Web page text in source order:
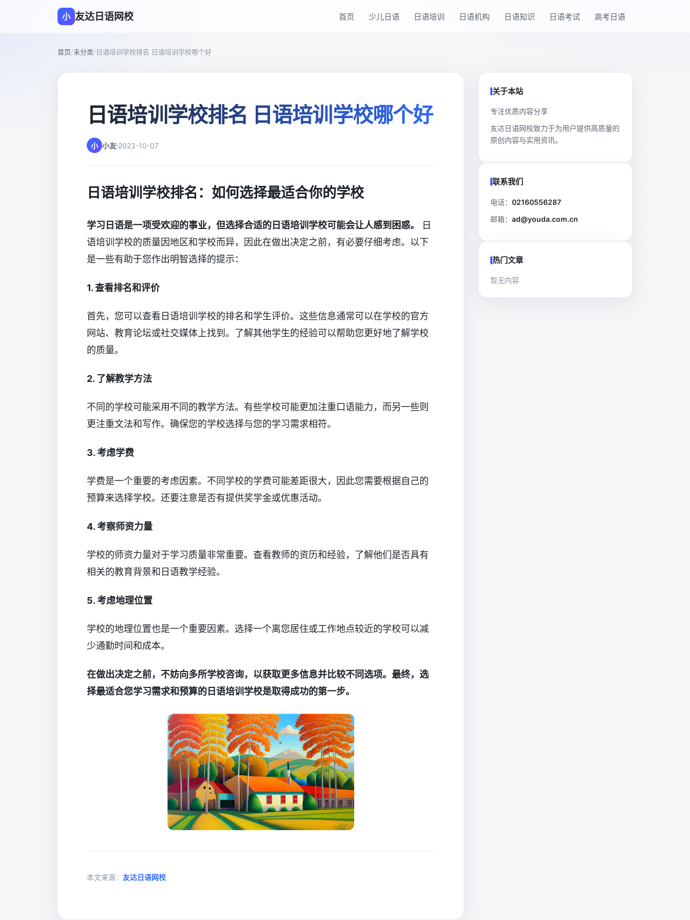
小 友达日语网校 首页 少儿日语 日语培训 日语机构 日语知识 日语考试 高考日语
首页/未分类/日语培训学校排名 日语培训学校哪个好
日语培训学校排名 日语培训学校哪个好
小 小友 2023-10-07
日语培训学校排名：如何选择最适合你的学校
学习日语是一项受欢迎的事业，但选择合适的日语培训学校可能会让人感到困惑。
日
语培训学校的质量因地区和学校而异，因此在做出决定之前，有必要仔细考虑。以下
是一些有助于您作出明智选择的提示：
1. 查看排名和评价
首先，您可以查看日语培训学校的排名和学生评价。这些信息通常可以在学校的官方
网站、教育论坛或社交媒体上找到。了解其他学生的经验可以帮助您更好地了解学校
的质量。
2. 了解教学方法
不同的学校可能采用不同的教学方法。有些学校可能更加注重口语能力，而另一些则
更注重文法和写作。确保您的学校选择与您的学习需求相符。
3. 考虑学费
学费是一个重要的考虑因素。不同学校的学费可能差距很大，因此您需要根据自己的
预算来选择学校。还要注意是否有提供奖学金或优惠活动。
4. 考察师资力量
学校的师资力量对于学习质量非常重要。查看教师的资历和经验，了解他们是否具有
相关的教育背景和日语教学经验。
5. 考虑地理位置
学校的地理位置也是一个重要因素。选择一个离您居住或工作地点较近的学校可以减
少通勤时间和成本。
在做出决定之前，不妨向多所学校咨询，以获取更多信息并比较不同选项。最终，选
择最适合您学习需求和预算的日语培训学校是取得成功的第一步。
本文来源： 友达日语网校
关于本站
专注优质内容分享
友达日语网校致力于为用户提供高质量的
原创内容与实用资讯。
联系我们
电话： 02160556287
邮箱： ad@youda.com.cn
热门文章
暂无内容